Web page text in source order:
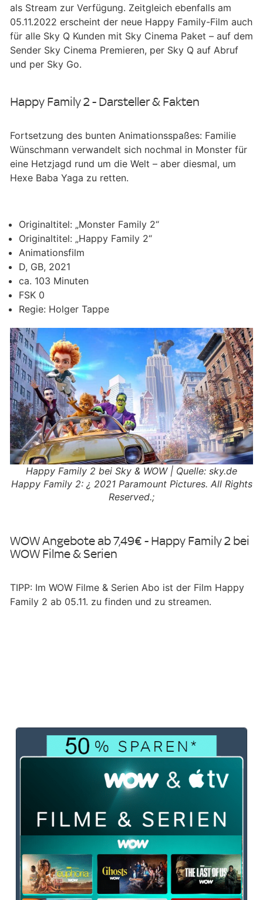
als Stream zur Verfügung. Zeitgleich ebenfalls am
05.11.2022 erscheint der neue Happy Family-Film auch
für alle Sky Q Kunden mit Sky Cinema Paket – auf dem
Sender Sky Cinema Premieren, per Sky Q auf Abruf
und per Sky Go.
Happy Family 2 - Darsteller & Fakten
Fortsetzung des bunten Animationsspaßes: Familie
Wünschmann verwandelt sich nochmal in Monster für
eine Hetzjagd rund um die Welt – aber diesmal, um
Hexe Baba Yaga zu retten.
Originaltitel: „Monster Family 2“
Originaltitel: „Happy Family 2“
Animationsfilm
D, GB, 2021
ca. 103 Minuten
FSK 0
Regie: Holger Tappe
Happy Family 2 bei Sky & WOW | Quelle: sky.de
Happy Family 2: ¿ 2021 Paramount Pictures. All Rights
Reserved.;
WOW Angebote ab 7,49€ - Happy Family 2 bei
WOW Filme & Serien
TIPP: Im WOW Filme & Serien Abo ist der Film Happy
Family 2 ab 05.11. zu finden und zu streamen.